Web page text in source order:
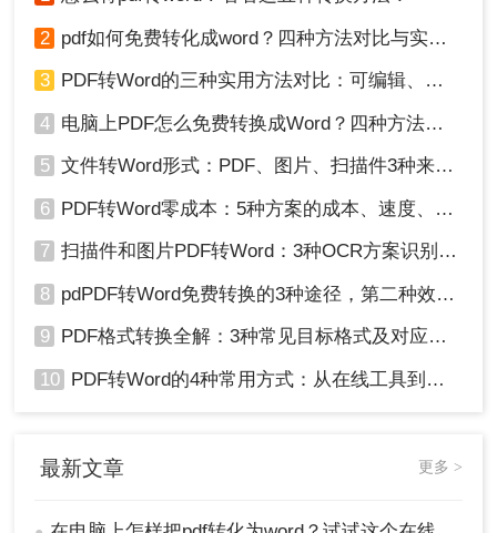
2 pdf如何免费转化成word？四种方法对比与实操指南（附详细表格）
3 PDF转Word的三种实用方法对比：可编辑、保格式、避风险！
4 电脑上PDF怎么免费转换成Word？四种方法对比与实操指南（附详细表格）!
5 文件转Word形式：PDF、图片、扫描件3种来源分别怎么处理！
6 PDF转Word零成本：5种方案的成本、速度、精度对比！
7 扫描件和图片PDF转Word：3种OCR方案识别率实测！
8 pdPDF转Word免费转换的3种途径，第二种效率最高！
9 PDF格式转换全解：3种常见目标格式及对应操作方法！
10 PDF转Word的4种常用方式：从在线工具到桌面软件全梳理！
最新文章 更多 >